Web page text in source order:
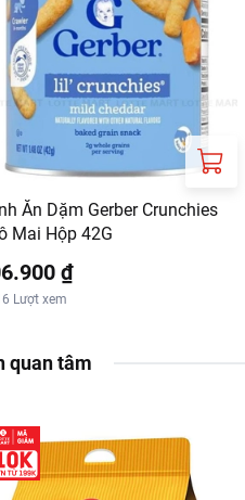
Ăn Dặm Gerber Crunchies
Mai Hộp 42G
₫
Lượt xem
quan tâm